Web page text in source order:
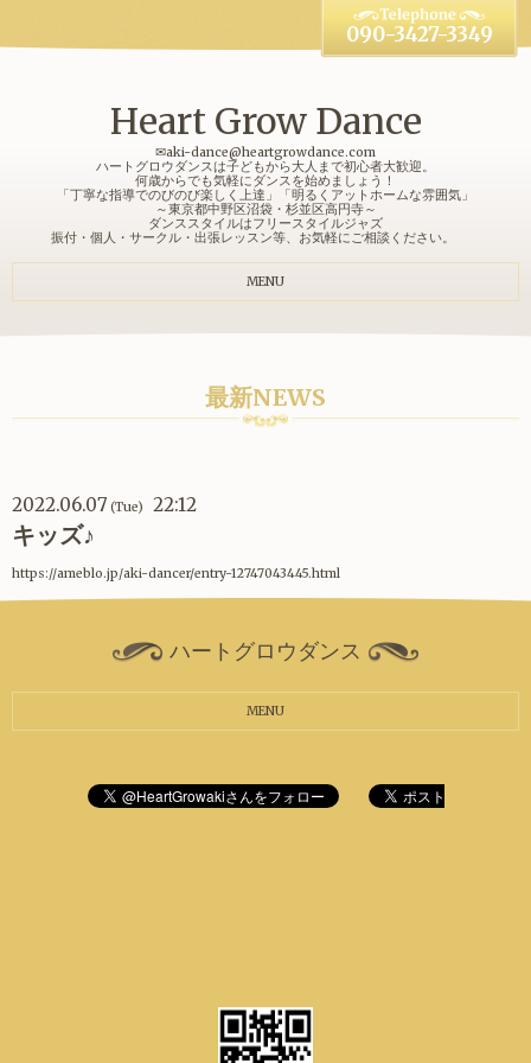
Heart Grow Dance
✉aki-dance@heartgrowdance.com
ハートグロウダンスは子どもから大人まで初心者大歓迎。
何歳からでも気軽にダンスを始めましょう！
「丁寧な指導でのびのび楽しく上達」「明るくアットホームな雰囲気」
～東京都中野区沼袋・杉並区高円寺～
ダンススタイルはフリースタイルジャズ
振付・個人・サークル・出張レッスン等、お気軽にご相談ください。
090-3427-3349
MENU
最新NEWS
2022.06.07 (Tue) 22:12
キッズ♪
https://ameblo.jp/aki-dancer/entry-12747043445.html
ハートグロウダンス
MENU